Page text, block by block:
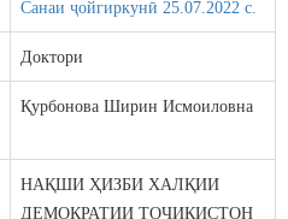
Санаи ҷойгиркунӣ 25.07.2022 c.
Доктори
Қурбонова Ширин Исмоиловна
НАҚШИ ҲИЗБИ ХАЛҚИИ
ДЕМОКРАТИИ ТОҶИКИСТОН